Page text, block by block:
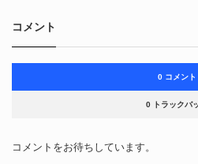
コメント
0 コメント
0 トラックバ
コメントをお待ちしています。